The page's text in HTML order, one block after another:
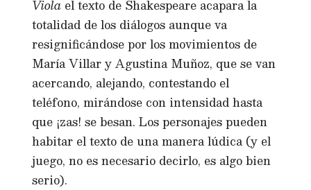
Viola el texto de Shakespeare acapara la
totalidad de los diálogos aunque va
resignificándose por los movimientos de
María Villar y Agustina Muñoz, que se van
acercando, alejando, contestando el
teléfono, mirándose con intensidad hasta
que ¡zas! se besan. Los personajes pueden
habitar el texto de una manera lúdica (y el
juego, no es necesario decirlo, es algo bien
serio).